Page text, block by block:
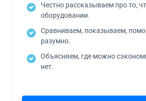
Честно рассказываем про то,
оборудовании.
Сравниваем, показываем,
разумно.
Объясняем, где можно
нет.